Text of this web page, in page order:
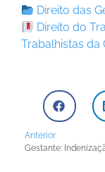
Direito das
Direito do
Trabalhistas da
Anterior